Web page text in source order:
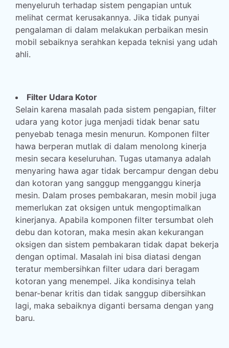
menyeluruh terhadap sistem pengapian untuk
melihat cermat kerusakannya. Jika tidak punyai
pengalaman di dalam melakukan perbaikan mesin
mobil sebaiknya serahkan kepada teknisi yang udah
ahli.
Filter Udara Kotor
Selain karena masalah pada sistem pengapian, filter
udara yang kotor juga menjadi tidak benar satu
penyebab tenaga mesin menurun. Komponen filter
hawa berperan mutlak di dalam menolong kinerja
mesin secara keseluruhan. Tugas utamanya adalah
menyaring hawa agar tidak bercampur dengan debu
dan kotoran yang sanggup mengganggu kinerja
mesin. Dalam proses pembakaran, mesin mobil juga
memerlukan zat oksigen untuk mengoptimalkan
kinerjanya. Apabila komponen filter tersumbat oleh
debu dan kotoran, maka mesin akan kekurangan
oksigen dan sistem pembakaran tidak dapat bekerja
dengan optimal. Masalah ini bisa diatasi dengan
teratur membersihkan filter udara dari beragam
kotoran yang menempel. Jika kondisinya telah
benar-benar kritis dan tidak sanggup dibersihkan
lagi, maka sebaiknya diganti bersama dengan yang
baru.